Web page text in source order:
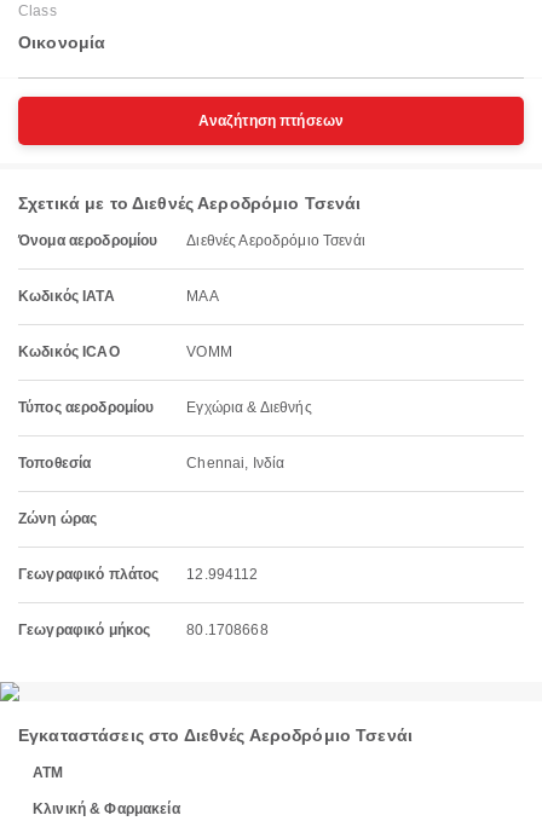
Class
Οικονομία
Αναζήτηση πτήσεων
Σχετικά με το Διεθνές Αεροδρόμιο Τσενάι
Όνομα αεροδρομίου Διεθνές Αεροδρόμιο Τσενάι
Κωδικός IATA MAA
Κωδικός ICAO VOMM
Τύπος αεροδρομίου Εγχώρια & Διεθνής
Τοποθεσία Chennai, Ινδία
Ζώνη ώρας
Γεωγραφικό πλάτος 12.994112
Γεωγραφικό μήκος 80.1708668
Εγκαταστάσεις στο Διεθνές Αεροδρόμιο Τσενάι
ΑΤΜ
Κλινική & Φαρμακεία